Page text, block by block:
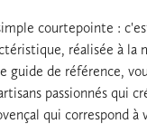
courtepointe :
réalisée à
de référence,
passionnés qui
qui correspond